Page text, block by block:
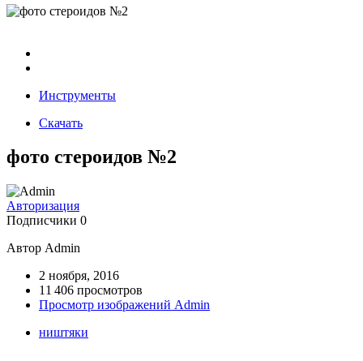
Инструменты
Скачать
фото стероидов №2
Авторизация
Подписчики 0
Автор Admin
2 ноября, 2016
11 406 просмотров
Просмотр изображений Admin
ништяки